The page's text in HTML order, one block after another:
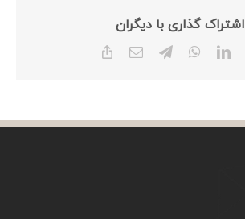
اشتراک گذاری با دیگران
Facebook
LinkedIn
WhatsApp
Telegram
Email